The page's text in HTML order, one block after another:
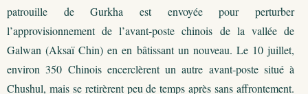
patrouille de Gurkha est envoyée pour perturber
l’approvisionnement de l’avant-poste chinois de la vallée de
Galwan (Aksaï Chin) en en bâtissant un nouveau. Le 10 juillet,
environ 350 Chinois encerclèrent un autre avant-poste situé à
Chushul, mais se retirèrent peu de temps après sans affrontement.